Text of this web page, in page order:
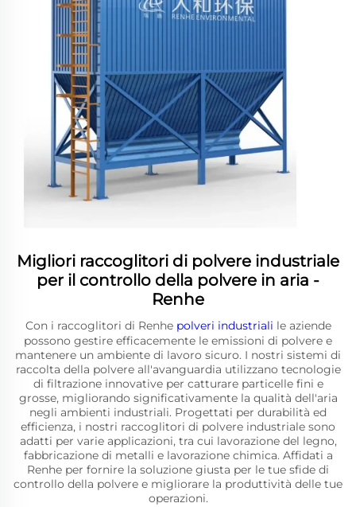
Migliori raccoglitori di polvere industriale
per il controllo della polvere in aria -
Renhe
Con i raccoglitori di Renhe polveri industriali le aziende
possono gestire efficacemente le emissioni di polvere e
mantenere un ambiente di lavoro sicuro. I nostri sistemi di
raccolta della polvere all'avanguardia utilizzano tecnologie
di filtrazione innovative per catturare particelle fini e
grosse, migliorando significativamente la qualità dell'aria
negli ambienti industriali. Progettati per durabilità ed
efficienza, i nostri raccoglitori di polvere industriale sono
adatti per varie applicazioni, tra cui lavorazione del legno,
fabbricazione di metalli e lavorazione chimica. Affidati a
Renhe per fornire la soluzione giusta per le tue sfide di
controllo della polvere e migliorare la produttività delle tue
operazioni.